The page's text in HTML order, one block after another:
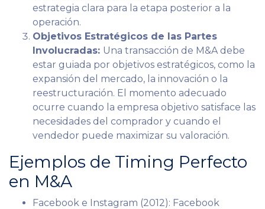
estrategia clara para la etapa posterior a la
operación.
Objetivos Estratégicos de las Partes
Involucradas: Una transacción de M&A debe
estar guiada por objetivos estratégicos, como la
expansión del mercado, la innovación o la
reestructuración. El momento adecuado
ocurre cuando la empresa objetivo satisface las
necesidades del comprador y cuando el
vendedor puede maximizar su valoración.
Ejemplos de Timing Perfecto
en M&A
Facebook e Instagram (2012): Facebook